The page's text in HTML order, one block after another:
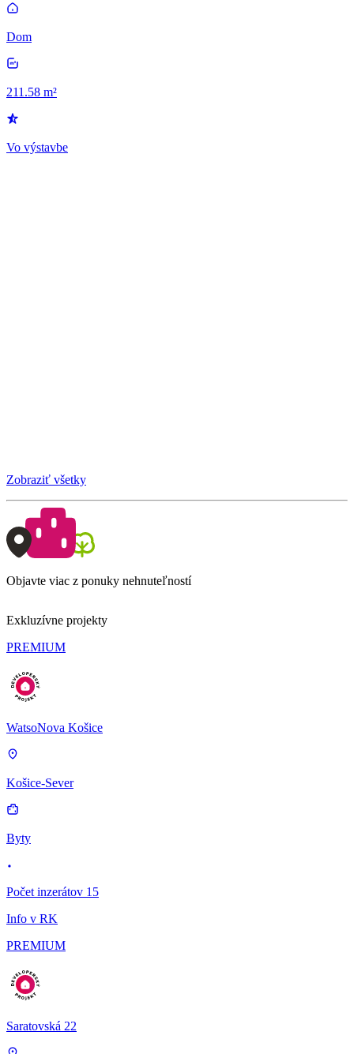
Dom
211.58 m²
Vo výstavbe
Zobraziť všetky
Objavte viac z ponuky nehnuteľností
Exkluzívne projekty
PREMIUM
WatsoNova Košice
Košice-Sever
Byty
Počet inzerátov 15
Info v RK
PREMIUM
Saratovská 22